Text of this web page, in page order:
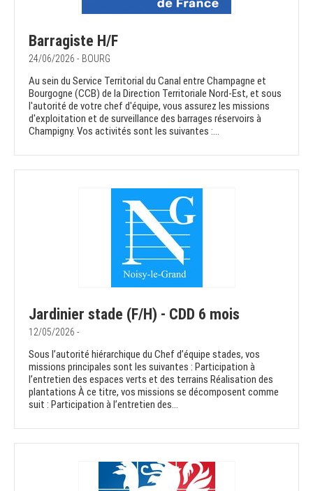
Barragiste H/F
24/06/2026 - BOURG
Au sein du Service Territorial du Canal entre Champagne et
Bourgogne (CCB) de la Direction Territoriale Nord-Est, et sous
l'autorité de votre chef d'équipe, vous assurez les missions
d'exploitation et de surveillance des barrages réservoirs à
Champigny. Vos activités sont les suivantes :...
Jardinier stade (F/H) - CDD 6 mois
12/05/2026 -
Sous l’autorité hiérarchique du Chef d’équipe stades, vos
missions principales sont les suivantes : Participation à
l’entretien des espaces verts et des terrains Réalisation des
plantations À ce titre, vos missions se décomposent comme
suit : Participation à l’entretien des...